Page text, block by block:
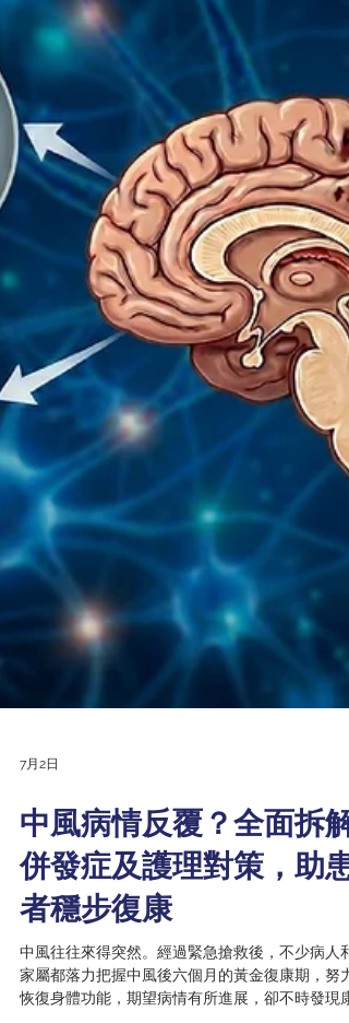
驗區 ✅ HealthMaxx和營養計算機試用區 ✅ 「健
『風』險管理 | 中風的預防、管理及復康支援」講
✅ 低鈉鹽試味區 ✅ 運動強度體驗區 歡迎蒞臨我們的
展位，親身體驗各種嶄新科技如何幫助預防及管理
中風，一同認識更多有關資訊！💫 另外，大會更邀
請了 HKU Stroke 主任兼 香港大學醫學院內科學
臨床副教授劉巨基醫生，於7月30日進行「健康
『風』險管理 |...
7月2日
中風病情反覆？全面拆解
併發症及護理對策，助患
者穩步復康